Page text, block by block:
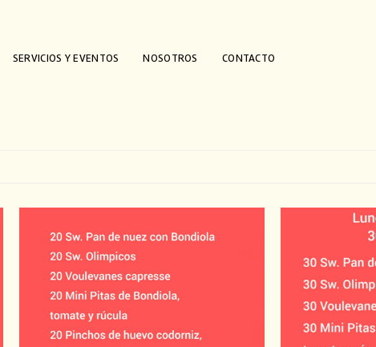
SERVICIOS Y EVENTOS NOSOTROS CONTACTO